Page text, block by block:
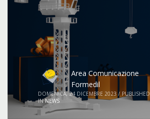
Area Comunicazione
Formedil
DOMENICA, 24 DICEMBRE 2023 / PUBLISHED
IN NEWS